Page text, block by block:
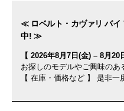
≪ ロベルト・カヴァリ バイ
中! ≫
【 2026年8月7日(金) – 8月20
お探しのモデルやご興味のあ
【 在庫・価格など 】 是非